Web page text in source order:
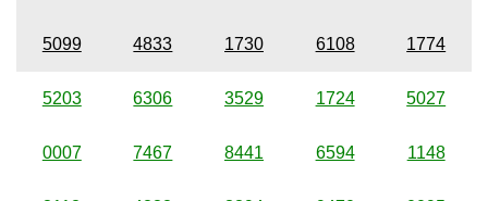
5099 4833 1730 6108 1774
5203 6306 3529 1724 5027
0007 7467 8441 6594 1148